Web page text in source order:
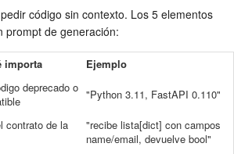
código sin contexto. Los 5 elementos
prompt de generación:
importa
Ejemplo
deprecado o "Python 3.11, FastAPI 0.110"
contrato de la
"recibe lista[dict] con campos
name/email, devuelve bool"